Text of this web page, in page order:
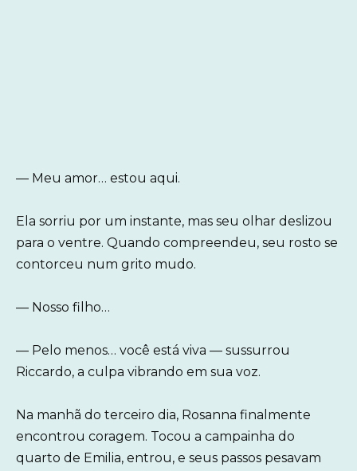
— Meu amor… estou aqui.
Ela sorriu por um instante, mas seu olhar deslizou
para o ventre. Quando compreendeu, seu rosto se
contorceu num grito mudo.
— Nosso filho…
— Pelo menos… você está viva — sussurrou
Riccardo, a culpa vibrando em sua voz.
Na manhã do terceiro dia, Rosanna finalmente
encontrou coragem. Tocou a campainha do
quarto de Emilia, entrou, e seus passos pesavam